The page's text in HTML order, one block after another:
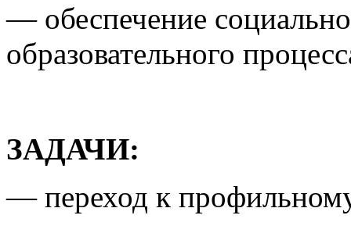
— обеспечение
образовательного
ЗАДАЧИ:
— переход к